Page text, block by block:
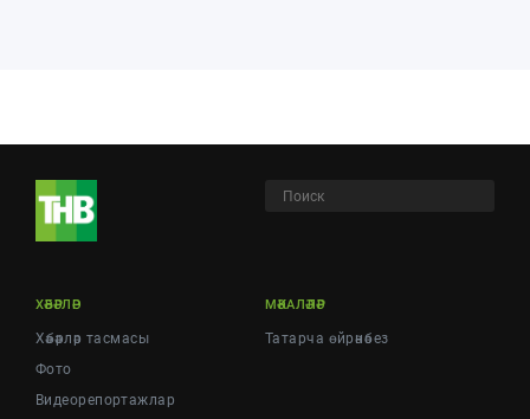
ХӘБӘРЛӘР
Хәбәрләр тасмасы
Фото
Видеорепортажлар
МӘКАЛӘЛӘР
Татарча өйрәнәбез